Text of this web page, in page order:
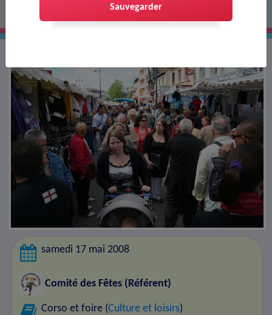
samedi 17 mai 2008
Comité des Fêtes (Référent)
Corso et foire (Culture et loisirs)
Sauvegarder